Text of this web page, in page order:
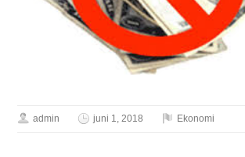
admin juni 1, 2018 Ekonomi